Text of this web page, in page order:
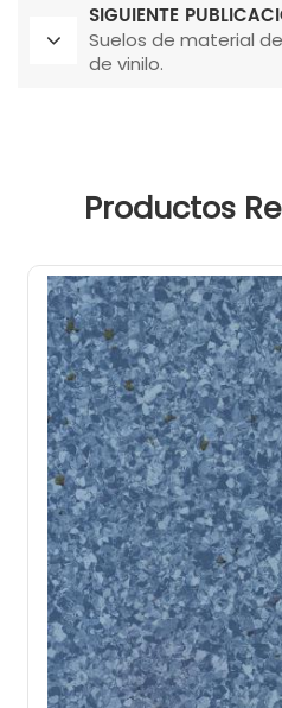
SIGUIENTE
Suelos de material
de vinilo.
Productos